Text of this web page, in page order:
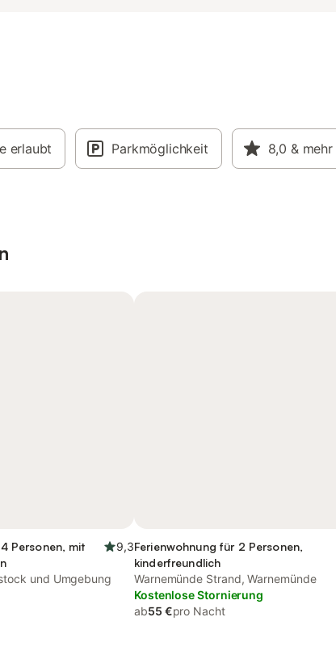
erlaubt Parkmöglichkeit 8,0 & mehr
Personen, mit
9,3
und Umgebung
Ferienwohnung für 2 Personen,
kinderfreundlich
Warnemünde Strand, Warnemünde
Kostenlose Stornierung
ab55 €pro Nacht